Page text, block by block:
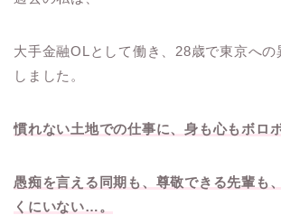
大手金融OLとして働き、28歳で東京への
しました。
慣れない土地での仕事に、身も心もボロボ
愚痴を言える同期も、尊敬できる先輩も
くにいない…。